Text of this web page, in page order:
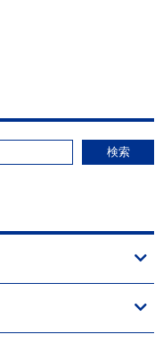
検索